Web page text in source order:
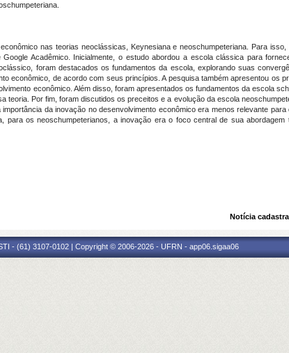
nas teorias neoclássicas, Keynesiana e neoschumpeteriana. Para
Acadêmico. Inicialmente, o estudo abordou a escola clássica para
foram destacados os fundamentos da escola, explorando suas
econômico, de acordo com seus princípios. A pesquisa também apresentou os
econômico. Além disso, foram apresentados os fundamentos da escola
Por fim, foram discutidos os preceitos e a evolução da escola
da inovação no desenvolvimento econômico era menos relevante
os neoschumpeterianos, a inovação era o foco central de sua abordagem
Notícia
- (61) 3107-0102 | Copyright © 2006-2026 - UFRN - app06.sigaa06